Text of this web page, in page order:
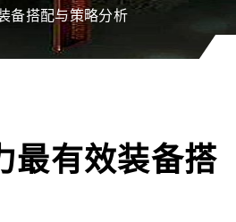
备搭配与策略分析
最有效装备搭